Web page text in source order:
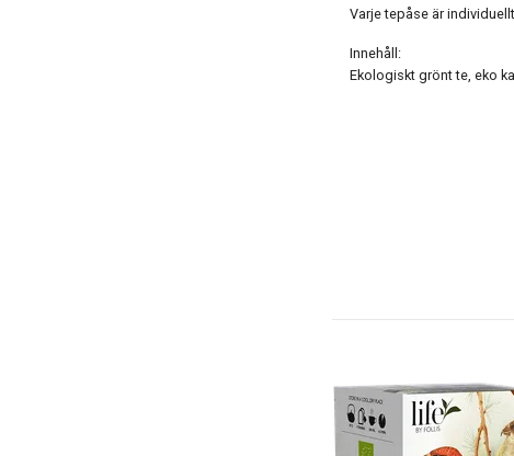
Varje tepåse är
Innehåll:
Ekologiskt grönt te, eko